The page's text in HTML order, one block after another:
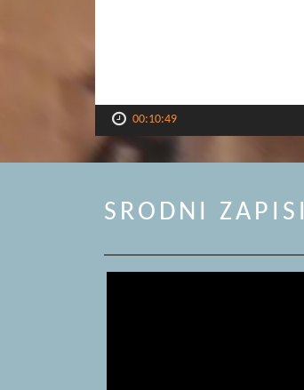
00:10:49
SRODNI ZAPISI